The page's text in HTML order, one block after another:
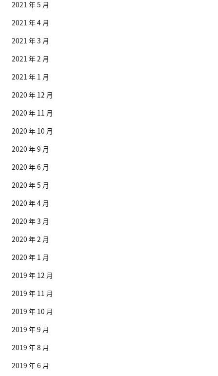
2021 年 5 月
2021 年 4 月
2021 年 3 月
2021 年 2 月
2021 年 1 月
2020 年 12 月
2020 年 11 月
2020 年 10 月
2020 年 9 月
2020 年 6 月
2020 年 5 月
2020 年 4 月
2020 年 3 月
2020 年 2 月
2020 年 1 月
2019 年 12 月
2019 年 11 月
2019 年 10 月
2019 年 9 月
2019 年 8 月
2019 年 6 月